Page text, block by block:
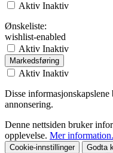
Aktiv Inaktiv
Ønskeliste:
wishlist-enabled
Aktiv Inaktiv
Markedsføring
Aktiv Inaktiv
Disse
annonsering.
Denne nettsiden bruker
opplevelse. Mer
Cookie-innstillinger
Godta